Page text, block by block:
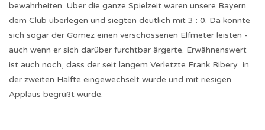
bewahrheiten. Über die ganze Spielzeit waren unsere Bayern
dem Club überlegen und siegten deutlich mit 3 : 0. Da konnte
sich sogar der Gomez einen verschossenen Elfmeter leisten -
auch wenn er sich darüber furchtbar ärgerte. Erwähnenswert
ist auch noch, dass der seit langem Verletzte Frank Ribery in
der zweiten Hälfte eingewechselt wurde und mit riesigen
Applaus begrüßt wurde.